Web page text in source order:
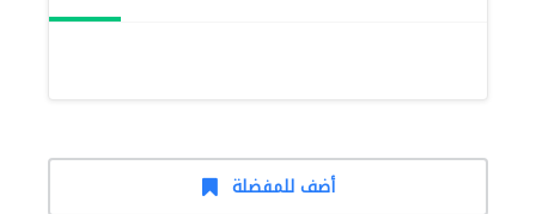
أضف للمفضلة